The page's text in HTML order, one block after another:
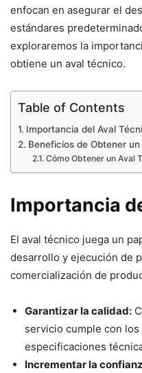
enfocan en asegurar el
estándares
exploraremos la
obtiene un aval técnico.
Table of Contents
Importancia del Aval
Beneficios de Obtener
Cómo Obtener un Aval
Importancia
El aval técnico juega un
desarrollo y ejecución de
comercialización de
Garantizar la calidad:
servicio cumple con
especificaciones
Incrementar la